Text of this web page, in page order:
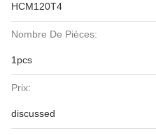
HCM120T4
Nombre De Pièces:
1pcs
Prix:
discussed